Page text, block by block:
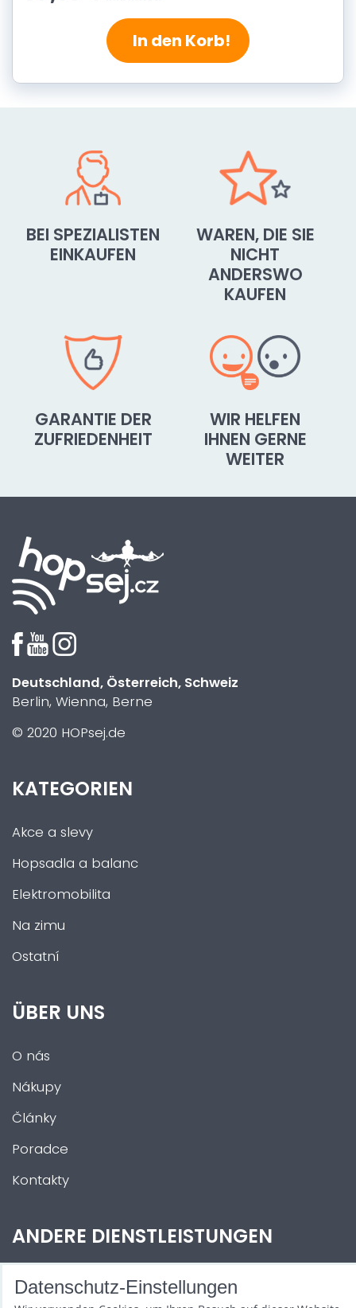
In den Korb!
BEI SPEZIALISTEN
EINKAUFEN
WAREN, DIE SIE
NICHT
ANDERSWO
KAUFEN
GARANTIE DER
ZUFRIEDENHEIT
WIR HELFEN
IHNEN GERNE
WEITER
Deutschland, Österreich, Schweiz
Berlin, Wienna, Berne
© 2020 HOPsej.de
KATEGORIEN
Akce a slevy
Hopsadla a balanc
Elektromobilita
Na zimu
Ostatní
ÜBER UNS
O nás
Nákupy
Články
Poradce
Kontakty
ANDERE DIENSTLEISTUNGEN
Zábava na Vaši akci
Datenschutz-Einstellungen